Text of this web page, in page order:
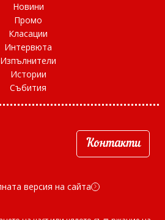
Новини
Промо
Класации
Интервюта
Изпълнители
Истории
Събития
Контакти
версия на сайта d